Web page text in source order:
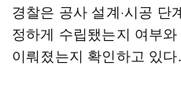
경찰은 공사 설계·시공 단
정하게 수립됐는지 여부
이뤄졌는지 확인하고 있다.